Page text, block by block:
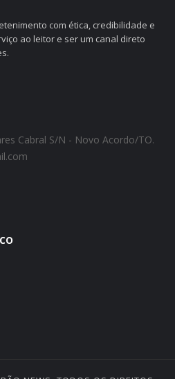
com ética, credibilidade e
ao leitor e ser um canal direto
Cabral S/N - Novo Acordo/TO.